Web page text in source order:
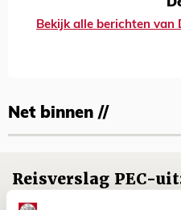
Bekijk alle berichten van
Net binnen //
Reisverslag PEC-
operatie onderweg